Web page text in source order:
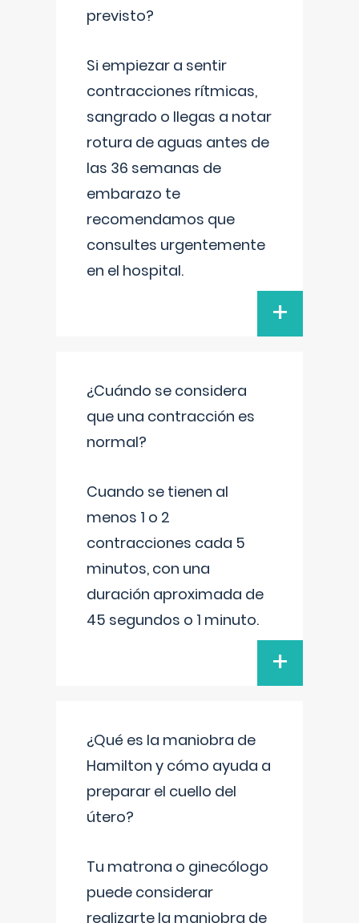
previsto?
Si empiezar a sentir
contracciones rítmicas,
sangrado o llegas a notar
rotura de aguas antes de
las 36 semanas de
embarazo te
recomendamos que
consultes urgentemente
en el hospital.
+
¿Cuándo se considera
que una contracción es
normal?
Cuando se tienen al
menos 1 o 2
contracciones cada 5
minutos, con una
duración aproximada de
45 segundos o 1 minuto.
+
¿Qué es la maniobra de
Hamilton y cómo ayuda a
preparar el cuello del
útero?
Tu matrona o ginecólogo
puede considerar
realizarte la maniobra de